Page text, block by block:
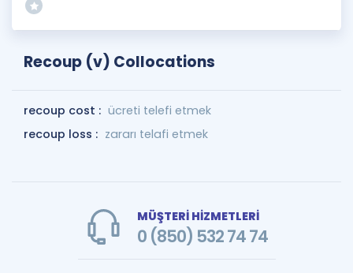
Recoup (v) Collocations
recoup cost : ücreti telefi etmek
recoup loss : zararı telafi etmek
MÜŞTERİ HİZMETLERİ
0 (850) 532 74 74